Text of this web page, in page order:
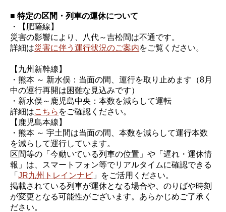
■ 特定の区間・列車の運休について
・【肥薩線】
災害の影響により、八代～吉松間は不通です。
詳細は災害に伴う運行状況のご案内をご覧ください。
【九州新幹線】
・熊本 ～ 新水俣：当面の間、運行を取り止めます（8月
中の運行再開は困難な見込みです）
・新水俣～鹿児島中央：本数を減らして運転
詳細はこちら をご確認ください。
【鹿児島本線】
・熊本 ～ 宇土間は当面の間、本数を減らして運行本数
を減らして運行しています。
区間等の「今動いている列車の位置」や「遅れ・運休情
報」は、スマートフォン等でリアルタイムに確認できる
「JR九州トレインナビ 」をご活用ください。
掲載されている列車が運休となる場合や、のりばや時刻
が変更となる可能性がございます。あらかじめご了承く
ださい。